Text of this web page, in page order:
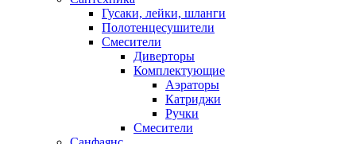
Гусаки, лейки, шланги
Полотенцесушители
Смесители
Диверторы
Комплектующие
Аэраторы
Катриджи
Ручки
Смесители